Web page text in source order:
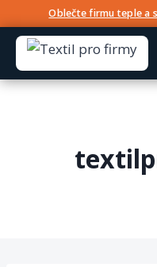
Oblečte firmu teple a